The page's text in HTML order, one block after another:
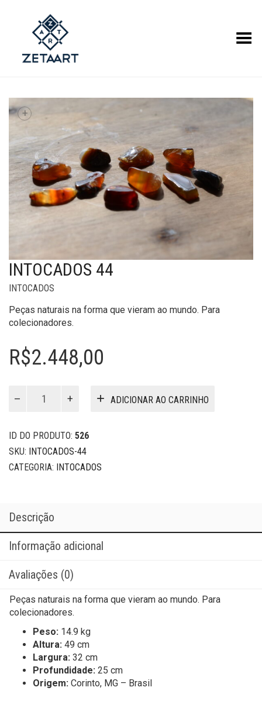
Alternar Menu
+
INTOCADOS 44
INTOCADOS
Peças naturais na forma que vieram ao mundo. Para
colecionadores.
R$2.448,00
ADICIONAR AO CARRINHO
ID DO PRODUTO: 526
SKU: INTOCADOS-44
CATEGORIA: INTOCADOS
Descrição
Informação adicional
Avaliações (0)
Peças naturais na forma que vieram ao mundo. Para
colecionadores.
Peso: 14.9 kg
Altura: 49 cm
Largura: 32 cm
Profundidade: 25 cm
Origem: Corinto, MG – Brasil